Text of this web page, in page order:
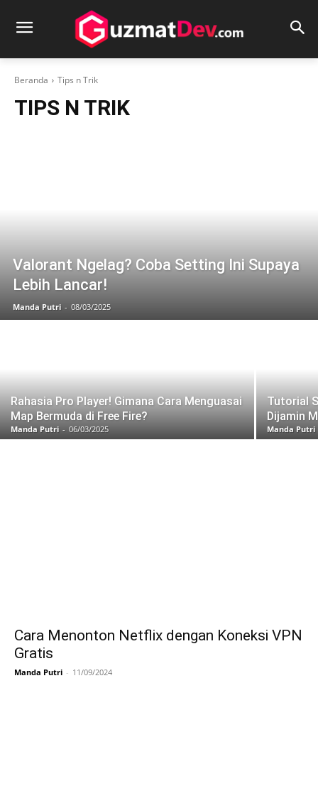
Beranda Tips n Trik
TIPS N TRIK
Valorant Ngelag? Coba Setting Ini Supaya
Lebih Lancar!
Manda Putri - 08/03/2025
Rahasia Pro Player! Gimana Cara Menguasai
Map Bermuda di Free Fire?
Manda Putri - 06/03/2025
Tutorial
Dijamin
Manda Putri
Cara Menonton Netflix dengan Koneksi VPN
Gratis
Manda Putri - 11/09/2024